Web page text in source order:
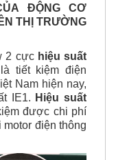
THỊ TRƯỜNG
2 cực
tiết kiệm điện
Nam hiện nay,
IE1.Hiệu suất
được chi phí
điện thông